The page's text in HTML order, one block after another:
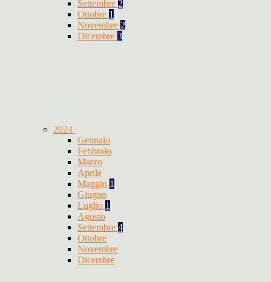
Settembre 2
Ottobre 1
Novembre 2
Dicembre 3
2024
Gennaio
Febbraio
Marzo
Aprile
Maggio 1
Giugno
Luglio 1
Agosto
Settembre 4
Ottobre
Novembre
Dicembre